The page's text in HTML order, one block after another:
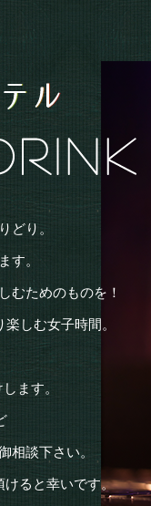
どり。
す。
むためのものを！
しむ女子時間。
ます。
相談下さい。
けると幸いです。